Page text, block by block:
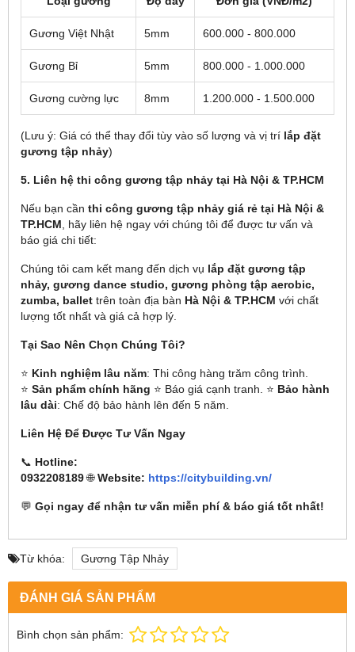
Gương Việt Nhật 5mm 600.000 - 800.000
Gương Bỉ 5mm 800.000 - 1.000.000
Gương cường lực 8mm 1.200.000 - 1.500.000
(Lưu ý: Giá có thể thay đổi tùy vào số lượng và vị trí lắp đặt
gương tập nhảy)
5. Liên hệ thi công gương tập nhảy tại Hà Nội & TP.HCM
Nếu bạn cần thi công gương tập nhảy giá rẻ tại Hà Nội &
TP.HCM , hãy liên hệ ngay với chúng tôi để được tư vấn và
báo giá chi tiết:
Chúng tôi cam kết mang đến dịch vụ lắp đặt gương tập
nhảy, gương dance studio, gương phòng tập aerobic,
zumba, ballet trên toàn địa bàn Hà Nội & TP.HCM với chất
lượng tốt nhất và giá cả hợp lý.
Tại Sao Nên Chọn Chúng Tôi?
⭐ Kinh nghiệm lâu năm: Thi công hàng trăm công trình.
⭐ Sản phẩm chính hãng ⭐ Báo giá cạnh tranh. ⭐ Bảo hành
lâu dài: Chế độ bảo hành lên đến 5 năm.
Liên Hệ Để Được Tư Vấn Ngay
📞 Hotline:
0932208189🌐Website: https://citybuilding.vn/
💬 Gọi ngay để nhận tư vấn miễn phí & báo giá tốt nhất!
Từ khóa: Gương Tập Nhảy
ĐÁNH GIÁ SẢN PHẨM
Bình chọn sản phẩm: